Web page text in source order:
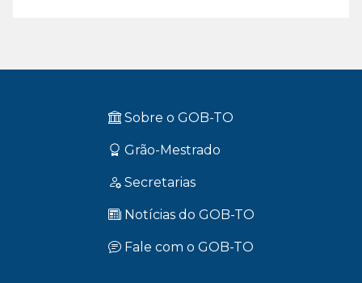
10 de julho de 2026
Sobre o GOB-TO
Grão-Mestrado
Secretarias
Notícias do GOB-TO
Fale com o GOB-TO